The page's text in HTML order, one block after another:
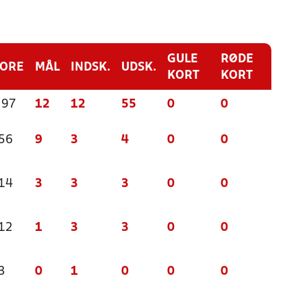
MÅL INDSK. UDSK.
GULE
KORT
RØDE
KORT
12 12 55 0 0
9 3 4 0 0
3 3 3 0 0
1 3 3 0 0
0 1 0 0 0